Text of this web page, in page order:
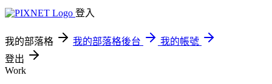
登入
我的部落格 我的部落格後台
我的帳號
登出
Work